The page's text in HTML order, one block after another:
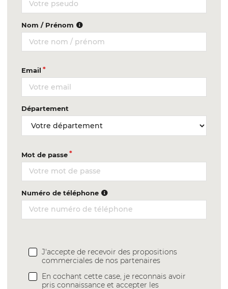
Nom / Prénom
Email
Département
Mot de passe
Numéro de téléphone
J'accepte de recevoir des propositions
commerciales de nos partenaires
En cochant cette case, je reconnais avoir
pris connaissance et accepter les